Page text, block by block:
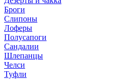
Броги
Слипоны
Лоферы
Полусапоги
Сандалии
Шлепанцы
Челси
Туфли